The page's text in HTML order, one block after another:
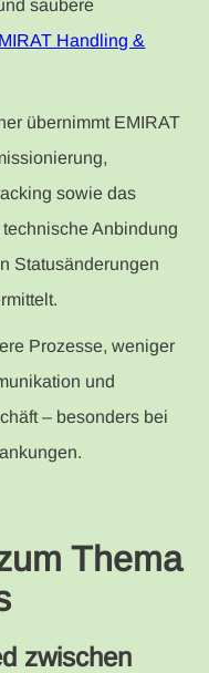
saubere
Handling &
übernimmt EMIRAT
sowie das
Anbindung
Statusänderungen
Prozesse, weniger
und
– besonders bei
Thema
zwischen